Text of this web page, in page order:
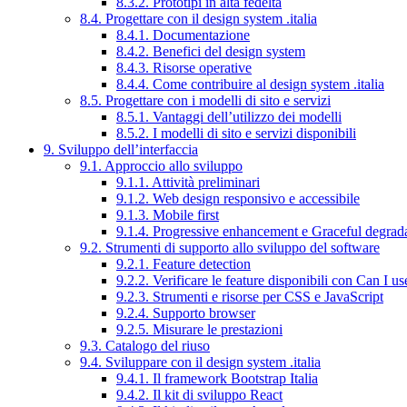
8.4. Progettare con il design system .italia
8.4.1. Documentazione
8.4.2. Benefici del design system
8.4.3. Risorse operative
8.4.4. Come contribuire al design system .italia
8.5. Progettare con i modelli di sito e servizi
8.5.1. Vantaggi dell’utilizzo dei modelli
8.5.2. I modelli di sito e servizi disponibili
9. Sviluppo dell’interfaccia
9.1. Approccio allo sviluppo
9.1.1. Attività preliminari
9.1.2. Web design responsivo e accessibile
9.1.3. Mobile first
9.1.4. Progressive enhancement e Graceful
9.2. Strumenti di supporto allo sviluppo del software
9.2.1. Feature detection
9.2.2. Verificare le feature disponibili con Can I
9.2.3. Strumenti e risorse per CSS e JavaScript
9.2.4. Supporto browser
9.2.5. Misurare le prestazioni
9.3. Catalogo del riuso
9.4. Sviluppare con il design system .italia
9.4.1. Il framework Bootstrap Italia
9.4.2. Il kit di sviluppo React